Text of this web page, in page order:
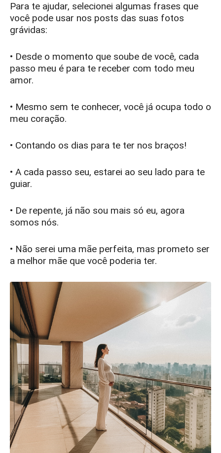
Para te ajudar, selecionei algumas frases que
você pode usar nos posts das suas fotos
grávidas:
• Desde o momento que soube de você, cada
passo meu é para te receber com todo meu
amor.
• Mesmo sem te conhecer, você já ocupa todo o
meu coração.
• Contando os dias para te ter nos braços!
• A cada passo seu, estarei ao seu lado para te
guiar.
• De repente, já não sou mais só eu, agora
somos nós.
• Não serei uma mãe perfeita, mas prometo ser
a melhor mãe que você poderia ter.